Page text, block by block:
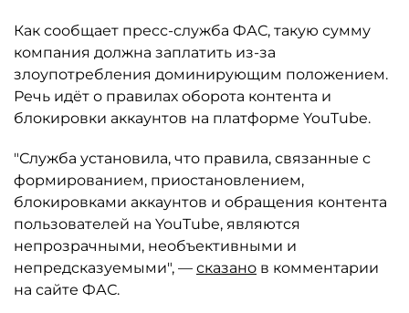
Как сообщает пресс-служба ФАС, такую сумму
компания должна заплатить из-за
злоупотребления доминирующим положением.
Речь идёт о правилах оборота контента и
блокировки аккаунтов на платформе YouTube.
"Служба установила, что правила, связанные с
формированием, приостановлением,
блокировками аккаунтов и обращения контента
пользователей на YouTube, являются
непрозрачными, необъективными и
непредсказуемыми", — сказано в комментарии
на сайте ФАС.